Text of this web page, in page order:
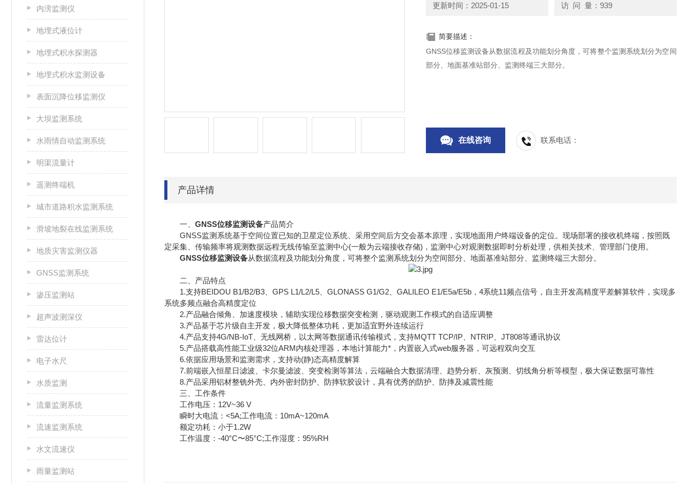
内涝监测仪
地埋式液位计
地埋式积水探测器
地埋式积水监测设备
表面沉降位移监测仪
大坝监测系统
水雨情自动监测系统
明渠流量计
遥测终端机
城市道路积水监测系统
滑坡地裂在线监测系统
地质灾害监测仪器
GNSS监测系统
渗压监测站
超声波测深仪
雷达位计
电子水尺
水质监测
流量监测系统
流速监测系统
水文流速仪
雨量监测站
更新时间：2025-01-15 访 问 量：939
简要描述：
GNSS位移监测设备从数据流程及功能划分角度，可将整个监测系统划分为空间
部分、地面基准站部分、监测终端三大部分。
在线咨询 联系电话：
产品详情
一、 GNSS位移监测设备产品简介
GNSS监测系统基于空间位置已知的卫星定位系统、采用空间后方交会基本原理，实现地面用户终端设备的定位。现场部署的接收机终端，按照既
定采集、传输频率将观测数据远程无线传输至监测中心(一般为云端接收存储)，监测中心对观测数据即时分析处理，供相关技术、管理部门使用。
GNSS位移监测设备从数据流程及功能划分角度，可将整个监测系统划分为空间部分、地面基准站部分、监测终端三大部分。
二、产品特点
1.支持BEIDOU B1/B2/B3、GPS L1/L2/L5、GLONASS G1/G2、GALILEO E1/E5a/E5b，4系统11频点信号，自主开发高精度平差解算软件，实现多
系统多频点融合高精度定位
2.产品融合倾角、加速度模块，辅助实现位移数据突变检测，驱动观测工作模式的自适应调整
3.产品基于芯片级自主开发，极大降低整体功耗，更加适宜野外连续运行
4.产品支持4G/NB-IoT、无线网桥，以太网等数据通讯传输模式，支持MQTT TCP/IP、NTRIP、JT808等通讯协议
5.产品搭载高性能工业级32位ARM内核处理器，本地计算能力*，内置嵌入式web服务器，可远程双向交互
6.依据应用场景和监测需求，支持动(静)态高精度解算
7.前端嵌入恒星日滤波、卡尔曼滤波、突变检测等算法，云端融合大数据清理、趋势分析、灰预测、切线角分析等模型，极大保证数据可靠性
8.产品采用铝材整铣外壳、内外密封防护、防摔软胶设计，具有优秀的防护、防摔及减震性能
三、工作条件
工作电压：12V~36 V
瞬时大电流：<5A;工作电流：10mA~120mA
额定功耗：小于1.2W
工作温度：-40°C〜85°C;工作湿度：95%RH